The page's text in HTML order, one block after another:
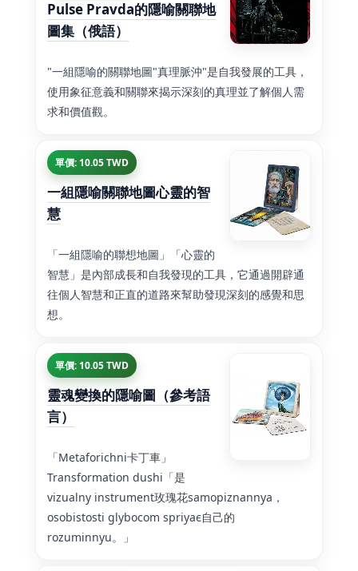
Pulse Pravda的隱喻關聯地
圖集（俄語）
"一組隱喻的關聯地圖"真理脈沖"是自我發展的工具，
使用象征意義和關聯來揭示深刻的真理並了解個人需
求和價值觀。
單價: 10.05 TWD
一組隱喻關聯地圖心靈的智
慧
「一組隱喻的聯想地圖」「心靈的
智慧」是內部成長和自我發現的工具，它通過開辟通
往個人智慧和正直的道路來幫助發現深刻的感覺和思
想。
單價: 10.05 TWD
靈魂變換的隱喻圖（參考語
言）
「Metaforichnі卡丁車」
Transformation dushі「是
vіzualny іnstrument玫瑰花samopіznannya，
osobistostі glybocom spriyaє自己的
rozumіnnyu。」